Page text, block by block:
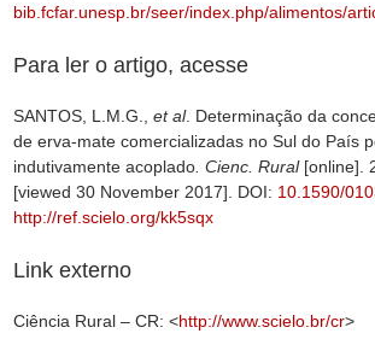
bib.fcfar.unesp.br/seer/index.php/alimentos/
Para ler o artigo, acesse
SANTOS, L.M.G., et al. Determinação da
de erva-mate comercializadas no Sul do País
indutivamente acoplado . Cienc. Rural[online].
[viewed 30 November 2017]. DOI: 10.1590/
http://ref.scielo.org/kk5sqx
Link externo
Ciência Rural – CR: <http://www.scielo.br/cr>